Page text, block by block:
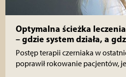
Optymalna ścieżka
– gdzie system działa, a
Postęp terapii czerniaka w
poprawił rokowanie pacjentów,